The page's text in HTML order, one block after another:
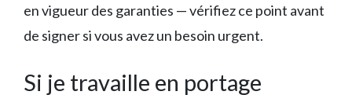
en vigueur des garanties — vérifiez ce point avant
de signer si vous avez un besoin urgent.
Si je travaille en portage